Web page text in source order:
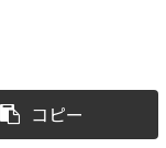
コピー